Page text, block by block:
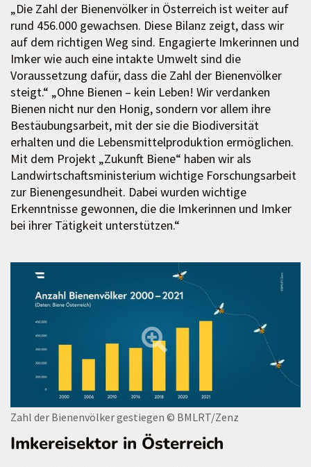
„Die Zahl der Bienenvölker in Österreich ist weiter auf
rund 456.000 gewachsen. Diese Bilanz zeigt, dass wir
auf dem richtigen Weg sind. Engagierte Imkerinnen und
Imker wie auch eine intakte Umwelt sind die
Voraussetzung dafür, dass die Zahl der Bienenvölker
steigt.“ „Ohne Bienen – kein Leben! Wir verdanken
Bienen nicht nur den Honig, sondern vor allem ihre
Bestäubungsarbeit, mit der sie die Biodiversität
erhalten und die Lebensmittelproduktion ermöglichen.
Mit dem Projekt „Zukunft Biene“ haben wir als
Landwirtschaftsministerium wichtige Forschungsarbeit
zur Bienengesundheit. Dabei wurden wichtige
Erkenntnisse gewonnen, die die Imkerinnen und Imker
bei ihrer Tätigkeit unterstützen.“
Zahl der Bienenvölker gestiegen © BMLRT/Zenz
Imkereisektor in Österreich